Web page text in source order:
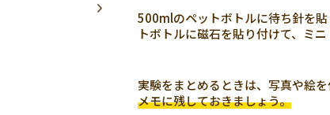
500mlのペットボトルに待ち針を
トボトルに磁石を貼り付けて、ミ
実験をまとめるときは、写真や絵
メモに残しておきましょう。